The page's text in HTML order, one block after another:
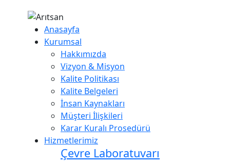
Anasayfa
Kurumsal
Hakkımızda
Vizyon & Misyon
Kalite Politikası
Kalite Belgeleri
İnsan Kaynakları
Müşteri İlişkileri
Karar Kuralı Prosedürü
Hizmetlerimiz
Çevre Laboratuvarı